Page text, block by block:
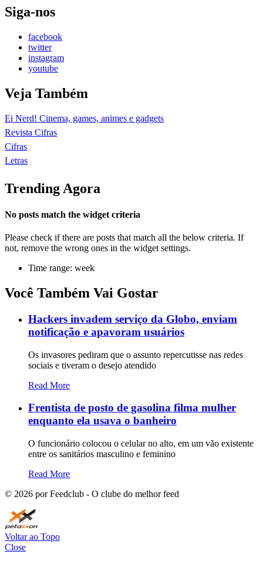
Siga-nos
facebook
twitter
instagram
youtube
Veja Também
Ei Nerd! Cinema, games, animes e gadgets
Revista Cifras
Cifras
Letras
Trending Agora
No posts match the widget criteria
Please check if there are posts that match all the below criteria. If
not, remove the wrong ones in the widget settings.
Time range: week
Você Também Vai Gostar
Hackers invadem serviço da Globo, enviam
notificação e apavoram usuários
Os invasores pediram que o assunto repercutisse nas redes
sociais e tiveram o desejo atendido
Read More
Frentista de posto de gasolina filma mulher
enquanto ela usava o banheiro
O funcionário colocou o celular no alto, em um vão existente
entre os sanitários masculino e feminino
Read More
© 2026 por Feedclub - O clube do melhor feed
Voltar ao Topo
Close